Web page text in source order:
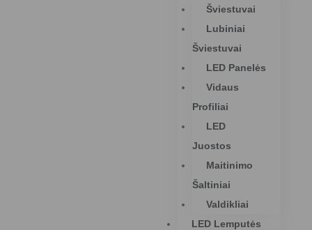
Šviestuvai
Lubiniai
Šviestuvai
LED Panelės
Vidaus
Profiliai
LED
Juostos
Maitinimo
Šaltiniai
Valdikliai
LED Lemputės